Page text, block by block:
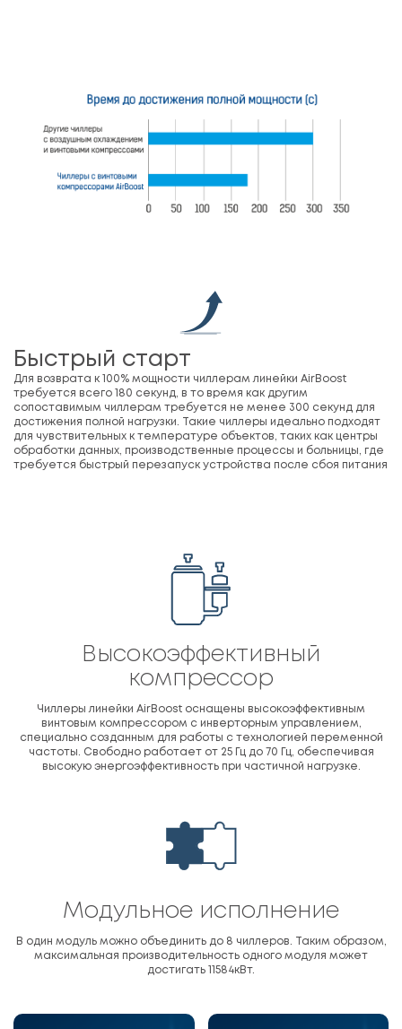
Быстрый старт
Для возврата к 100% мощности чиллерам линейки AirBoost
требуется всего 180 секунд, в то время как другим
сопоставимым чиллерам требуется не менее 300 секунд для
достижения полной нагрузки. Такие чиллеры идеально подходят
для чувствительных к температуре объектов, таких как центры
обработки данных, производственные процессы и больницы, где
требуется быстрый перезапуск устройства после сбоя питания
Высокоэффективный
компрессор
Чиллеры линейки AirBoost оснащены высокоэффективным
винтовым компрессором с инверторным управлением,
специально созданным для работы с технологией переменной
частоты. Свободно работает от 25 Гц до 70 Гц, обеспечивая
высокую энергоэффективность при частичной нагрузке.
Модульное исполнение
В один модуль можно объединить до 8 чиллеров. Таким образом,
максимальная производительность одного модуля может
достигать 11584кВт.